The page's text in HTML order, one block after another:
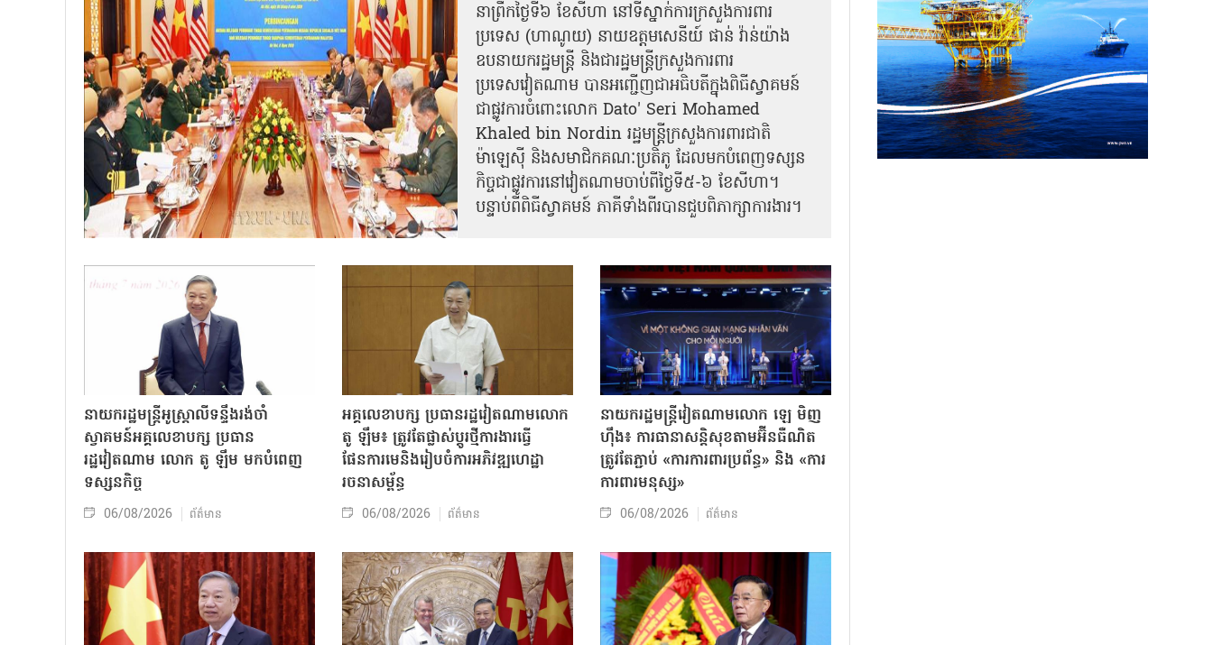
នា​ព្រឹកថ្ងៃទី៦ ខែសីហា នៅទីស្នាក់ការក្រសួងការពារ
ប្រទេស (ហាណូយ) នាយឧត្តមសេនីយ៍ ផាន់ វ៉ាន់យ៉ាង
ឧបនាយករដ្ឋមន្ត្រី និងជារដ្ឋមន្ត្រីក្រសួងការពារ
ប្រទេសវៀតណាម បានអញ្ជើញជាអធិបតីក្នុងពិធីស្វាគមន៍
ជាផ្លូវការ​ចំពោះលោក Dato' Seri Mohamed
Khaled bin Nordin រដ្ឋមន្ត្រីក្រសួងការពារជាតិ
ម៉ាឡេស៊ី និងសមាជិកគណៈប្រតិភូ ដែលមកបំពេញទស្សន
កិច្ចជាផ្លូវការនៅវៀតណាមចាប់ពីថ្ងៃទី៥-៦ ខែសីហា។
បន្ទាប់ពីពិធីស្វាគមន៍ ភាគីទាំងពីរបានជួបពិភាក្សាការងារ​។
នាយករដ្ឋមន្ត្រីអូស្ត្រាលីទន្ទឹងរង់ចាំ
ស្វាគមន៍អគ្គលេខាបក្ស ប្រធាន
រដ្ឋវៀតណាម លោក តូ ឡឹម មកបំពេញ
ទស្សនកិច្ច
06/08/2026 ព័ត៌មាន
អគ្គលេខាបក្ស ប្រធានរដ្ឋវៀតណាមលោក
តូ ឡឹម៖ ត្រូវតែផ្លាស់ប្ដូរថ្មីការងារធ្វើ
ផែនការមេនិងរៀបចំការអភិវឌ្ឍហេដ្ឋា
រចនាសម្ព័ន្ធ
06/08/2026 ព័ត៌មាន
នាយករដ្ឋមន្ត្រីវៀតណាមលោក ឡេ មិញ
ហ៊ឹង៖ ការធានាសន្តិសុខតាមអ៊ីនធឺណិត
ត្រូវតែភ្ជាប់ «ការការពារប្រព័ន្ធ» និង «ការ
ការពារមនុស្ស»
06/08/2026 ព័ត៌មាន